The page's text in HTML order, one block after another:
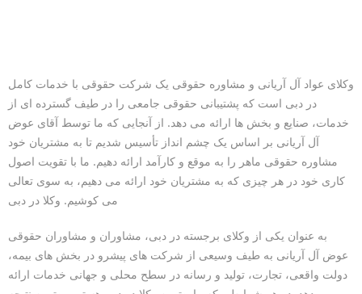
وکلای عواد آل آریانی و مشاوره حقوقی یک شرکت حقوقی با خدمات کامل
در دبی است که پشتیبانی حقوقی جامعی را در طیف گسترده ای از
خدمات، صنایع و بخش ها ارائه می دهد. از آنجایی که ما توسط آقای عوض
آل آریانی بر اساس یک چشم انداز تأسیس شدیم تا به مشتریان خود
مشاوره حقوقی ماهر را به موقع و کارآمد ارائه دهیم. ما با تقویت اصول
کاری خود در هر چیزی که به مشتریان خود ارائه می دهیم، به سوی تعالی
می کوشیم. وکلا در دبی
به عنوان یکی از وکلای برجسته در دبی، مشاوران و مشاوران حقوقی
عوض آل آریانی به طیف وسیعی از شرکت های پیشرو در بخش های بیمه،
دولت واقعی، تجارت، تولید و رسانه در سطح محلی و جهانی خدمات ارائه